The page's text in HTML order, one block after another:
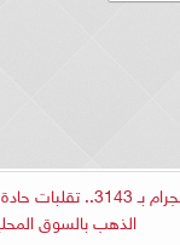
الجرام بـ 3143..
الذهب بالسوق